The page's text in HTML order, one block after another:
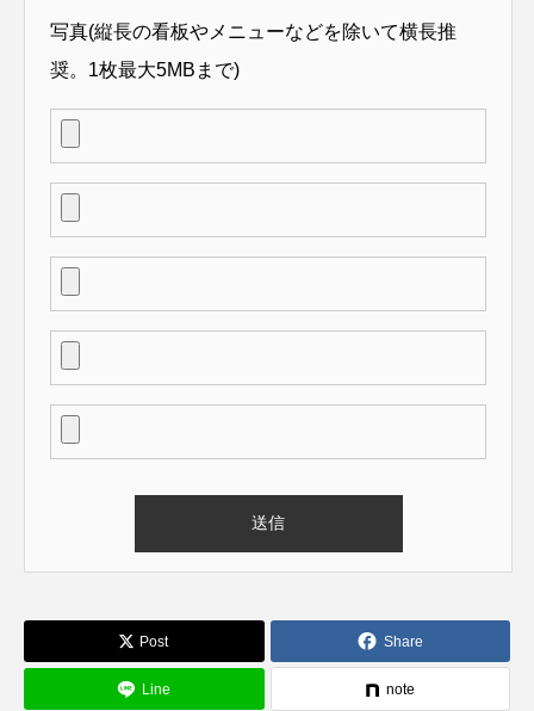
写真(縦長の看板やメニューなどを除いて横長推
奨。1枚最大5MBまで)
Post Share
Line note